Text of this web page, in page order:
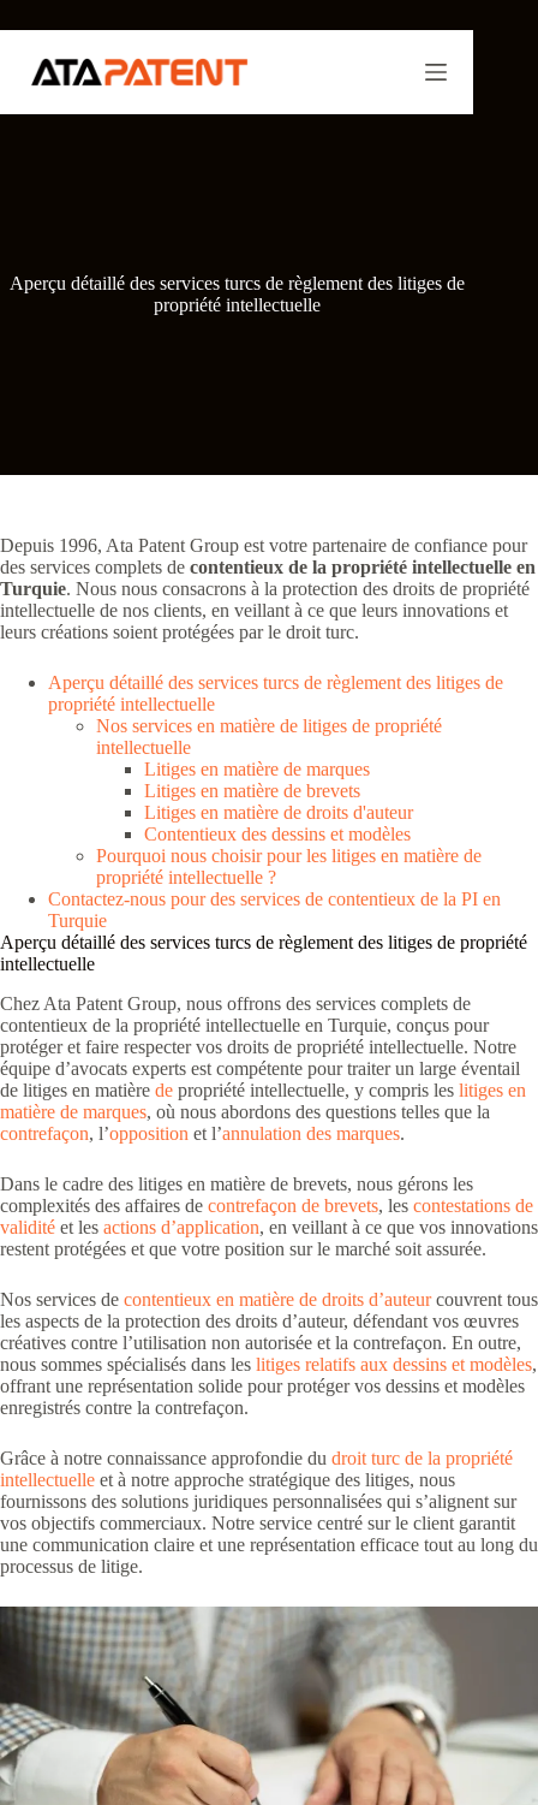
au
Aperçu détaillé des services turcs de règlement des litiges de
propriété intellectuelle
Depuis 1996, Ata Patent Group est votre partenaire de confiance pour
des services complets de contentieux de la propriété intellectuelle en
Turquie. Nous nous consacrons à la protection des droits de propriété
intellectuelle de nos clients, en veillant à ce que leurs innovations et
leurs créations soient protégées par le droit turc.
Aperçu détaillé des services turcs de règlement des litiges de
propriété intellectuelle
Nos services en matière de litiges de propriété
intellectuelle
Litiges en matière de marques
Litiges en matière de brevets
Litiges en matière de droits d'auteur
Contentieux des dessins et modèles
Pourquoi nous choisir pour les litiges en matière de
propriété intellectuelle ?
Contactez-nous pour des services de contentieux de la PI en
Turquie
Aperçu détaillé des services turcs de règlement des litiges de propriété
intellectuelle
Chez Ata Patent Group, nous offrons des services complets de
contentieux de la propriété intellectuelle en Turquie, conçus pour
protéger et faire respecter vos droits de propriété intellectuelle. Notre
équipe d’avocats experts est compétente pour traiter un large éventail
de litiges en matière de propriété intellectuelle, y compris les litiges en
matière de marques, où nous abordons des questions telles que la
contrefaçon, l’opposition et l’annulation des marques.
Dans le cadre des litiges en matière de brevets, nous gérons les
complexités des affaires de contrefaçon de brevets, les contestations de
validité et les actions d’application, en veillant à ce que vos innovations
restent protégées et que votre position sur le marché soit assurée.
Nos services de contentieux en matière de droits d’auteurcouvrent tous
les aspects de la protection des droits d’auteur, défendant vos œuvres
créatives contre l’utilisation non autorisée et la contrefaçon. En outre,
nous sommes spécialisés dans les litiges relatifs aux dessins et modèles,
offrant une représentation solide pour protéger vos dessins et modèles
enregistrés contre la contrefaçon.
Grâce à notre connaissance approfondie du droit turc de la propriété
intellectuelle et à notre approche stratégique des litiges, nous
fournissons des solutions juridiques personnalisées qui s’alignent sur
vos objectifs commerciaux. Notre service centré sur le client garantit
une communication claire et une représentation efficace tout au long du
processus de litige.